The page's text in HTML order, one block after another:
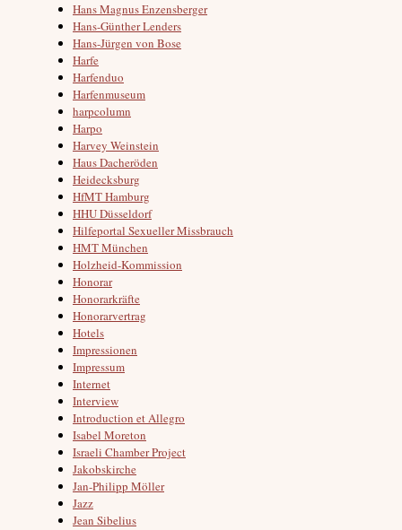
Hans Magnus Enzensberger
Hans-Günther Lenders
Hans-Jürgen von Bose
Harfe
Harfenduo
Harfenmuseum
harpcolumn
Harpo
Harvey Weinstein
Haus Dacheröden
Heidecksburg
HfMT Hamburg
HHU Düsseldorf
Hilfeportal Sexueller Missbrauch
HMT München
Holzheid-Kommission
Honorar
Honorarkräfte
Honorarvertrag
Hotels
Impressionen
Impressum
Internet
Interview
Introduction et Allegro
Isabel Moreton
Israeli Chamber Project
Jakobskirche
Jan-Philipp Möller
Jazz
Jean Sibelius